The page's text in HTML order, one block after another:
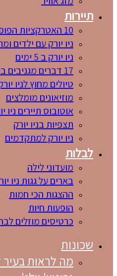
תיירות
10 האטרקציות הפופולריות ביותר
ניו יורק עם ילדים
ניו יורק ב 5 ימים
17 דברים מגניבים בניו יורק
טיולים מחוץ לניו
מוזיאונים מומלצים
אוטובוס תיירים ניו
תצפיות בניו יורק
ניו יורק למתקדמים
לבלות
מועדוני לילה
בארים על גגות ניו
ההצגות הכי חמות
הופעות חיות
כרטיסים מוזלים
שכונות
מה לראות בעיר